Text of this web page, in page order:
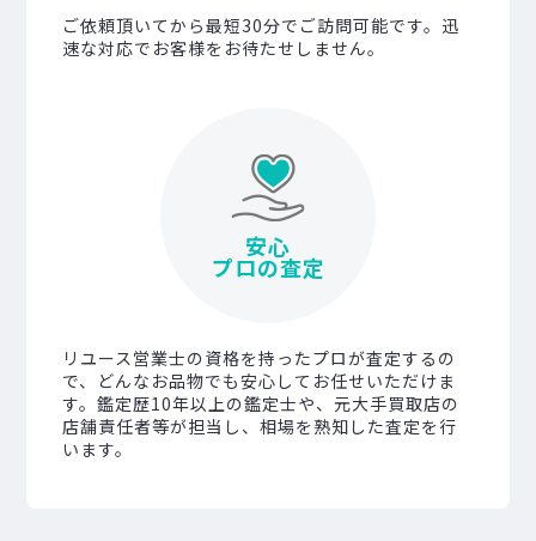
ご依頼頂いてから最短30分でご訪問可能です。迅
速な対応でお客様をお待たせしません。
安心
プロの査定
リユース営業士の資格を持ったプロが査定するの
で、どんなお品物でも安心してお任せいただけま
す。鑑定歴10年以上の鑑定士や、元大手買取店の
店舗責任者等が担当し、相場を熟知した査定を行
います。